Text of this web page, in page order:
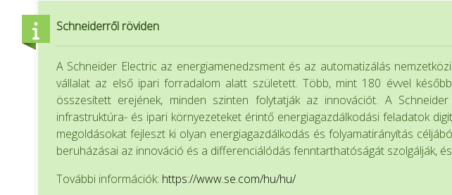
Schneiderről röviden
A Schneider Electric az energiamenedzsment és az automatizálás
vállalat az első ipari forradalom alatt született. Több, mint 180 évvel
összesített erejének, minden szinten folytatják az innovációt. A
infrastruktúra- és ipari környezeteket érintő energiagazdálkodási feladatok
megoldásokat fejleszt ki olyan energiagazdálkodás és folyamatirányítás
beruházásai az innováció és a differenciálódás fenntarthatóságát szolgálják,
További információk: https://www.se.com/hu/hu/